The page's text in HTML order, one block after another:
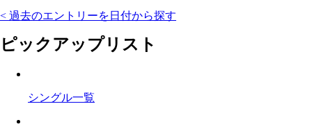
< 過去のエントリーを日付から探す
ピックアップリスト
シングル一覧